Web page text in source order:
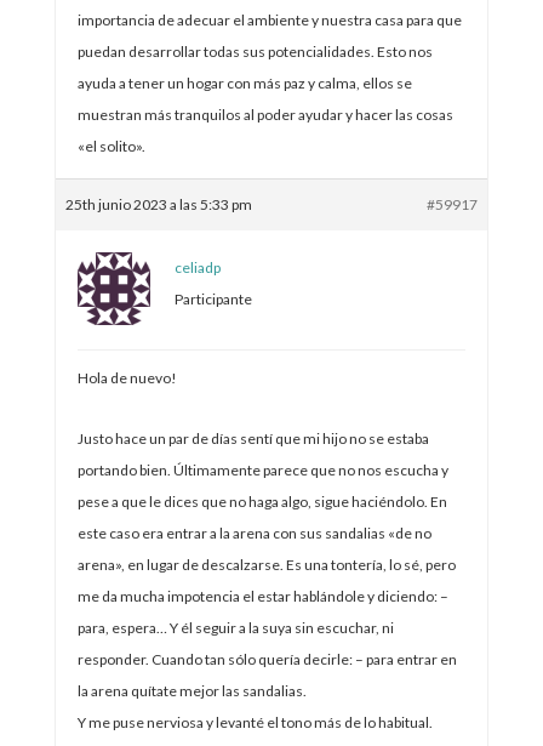
importancia de adecuar el ambiente y nuestra casa para que
puedan desarrollar todas sus potencialidades. Esto nos
ayuda a tener un hogar con más paz y calma, ellos se
muestran más tranquilos al poder ayudar y hacer las cosas
«el solito».
25th junio 2023 a las 5:33 pm #59917
celiadp
Participante
Hola de nuevo!
Justo hace un par de días sentí que mi hijo no se estaba
portando bien. Últimamente parece que no nos escucha y
pese a que le dices que no haga algo, sigue haciéndolo. En
este caso era entrar a la arena con sus sandalias «de no
arena», en lugar de descalzarse. Es una tontería, lo sé, pero
me da mucha impotencia el estar hablándole y diciendo: –
para, espera… Y él seguir a la suya sin escuchar, ni
responder. Cuando tan sólo quería decirle: – para entrar en
la arena quítate mejor las sandalias.
Y me puse nerviosa y levanté el tono más de lo habitual.